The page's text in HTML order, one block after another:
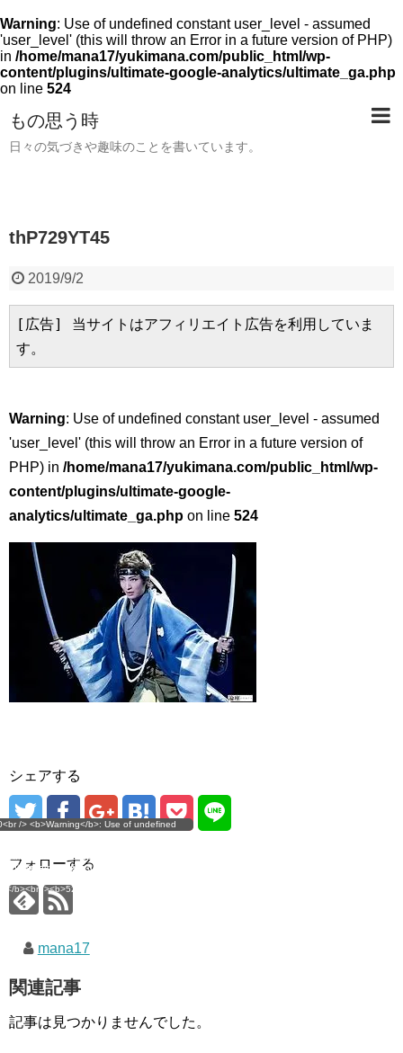
Warning: Use of undefined constant user_level - assumed
'user_level' (this will throw an Error in a future version of PHP)
in /home/mana17/yukimana.com/public_html/wp-
content/plugins/ultimate-google-analytics/ultimate_ga.php
on line 524
もの思う時
日々の気づきや趣味のことを書いています。
thP729YT45
2019/9/2
[広告] 当サイトはアフィリエイト広告を利用していま
す。
Warning: Use of undefined constant user_level - assumed
'user_level' (this will throw an Error in a future version of
PHP) in /home/mana17/yukimana.com/public_html/wp-
content/plugins/ultimate-google-
analytics/ultimate_ga.php on line 524
シェアする
error
b>: Use of undefined
public_html/wp-
ultimate-google-
b><br />
/> <b>Warning</b>: Use of undefined
mana17/yukimana.com/public_html/wp-
content/plugins/ultimate-google-
<b>524</b><br />
フォローする
mana17
関連記事
記事は見つかりませんでした。